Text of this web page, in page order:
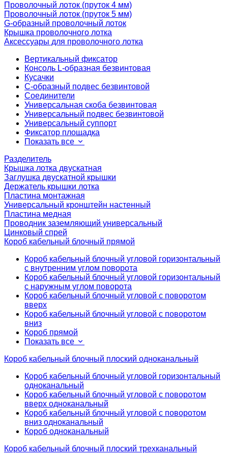
Проволочный лоток (пруток 4 мм)
Проволочный лоток (пруток 5 мм)
G-образный проволочный лоток
Крышка проволочного лотка
Аксессуары для проволочного лотка
Вертикальный фиксатор
Консоль L-образная безвинтовая
Кусачки
С-образный подвес безвинтовой
Соединители
Универсальная скоба безвинтовая
Универсальный подвес безвинтовой
Универсальный суппорт
Фиксатор площадка
Показать все
Разделитель
Крышка лотка двускатная
Заглушка двускатной крышки
Держатель крышки лотка
Пластина монтажная
Универсальный кронштейн настенный
Пластина медная
Проводник заземляющий универсальный
Цинковый спрей
Короб кабельный блочный прямой
Короб кабельный блочный угловой горизонтальный
с внутренним углом поворота
Короб кабельный блочный угловой горизонтальный
с наружным углом поворота
Короб кабельный блочный угловой с поворотом
вверх
Короб кабельный блочный угловой с поворотом
вниз
Короб прямой
Показать все
Короб кабельный блочный плоский одноканальный
Короб кабельный блочный угловой горизонтальный
одноканальный
Короб кабельный блочный угловой с поворотом
вверх одноканальный
Короб кабельный блочный угловой с поворотом
вниз одноканальный
Короб одноканальный
Короб кабельный блочный плоский трехканальный